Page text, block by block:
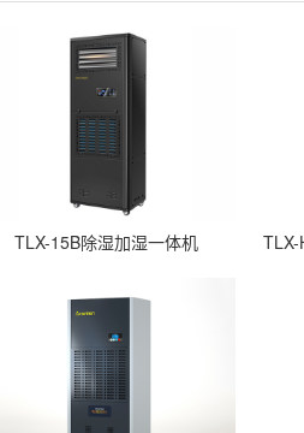
TLX-15B除湿加湿一体机 TLX-